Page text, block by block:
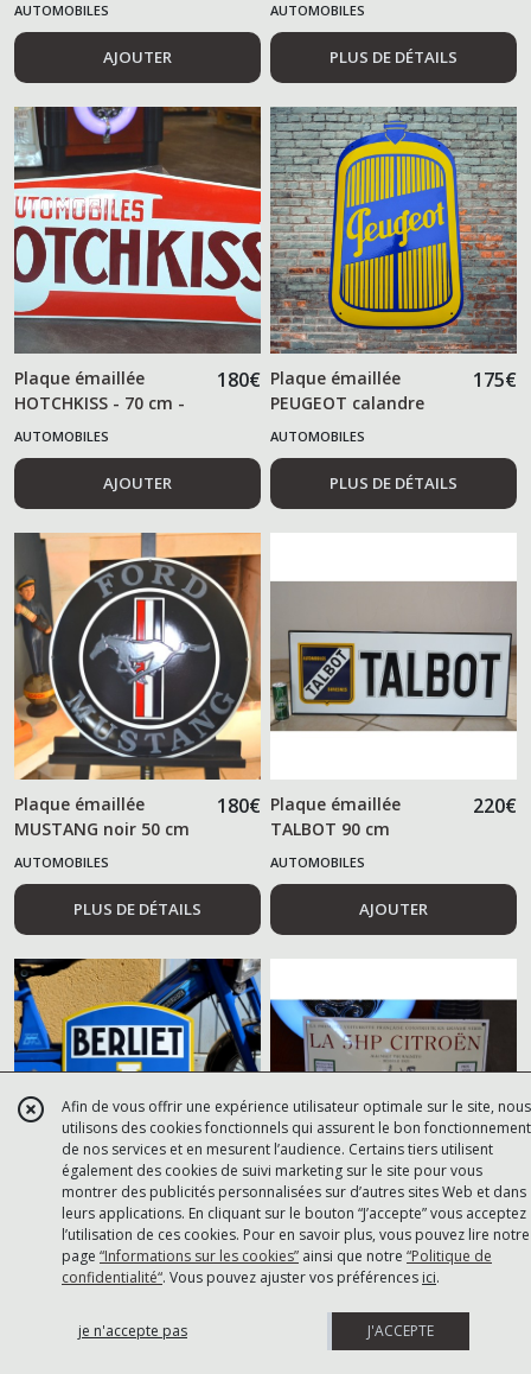
AUTOMOBILES
AJOUTER
AUTOMOBILES
PLUS DE DÉTAILS
Plaque émaillée
HOTCHKISS - 70 cm -
180€
AUTOMOBILES
AJOUTER
Plaque émaillée
PEUGEOT calandre
175€
AUTOMOBILES
PLUS DE DÉTAILS
Plaque émaillée
MUSTANG noir 50 cm
180€
AUTOMOBILES
PLUS DE DÉTAILS
Plaque émaillée
TALBOT 90 cm
220€
AUTOMOBILES
AJOUTER
Plaque émaillée Berliet
automobiles
195€
AUTOMOBILES
AJOUTER
Plaque émaillée
CITROEN 5HP
74€
AUTOMOBILES
AJOUTER
Afin de vous offrir une expérience utilisateur optimale sur le site, nous
utilisons des cookies fonctionnels qui assurent le bon fonctionnement
de nos services et en mesurent l’audience. Certains tiers utilisent
également des cookies de suivi marketing sur le site pour vous
montrer des publicités personnalisées sur d’autres sites Web et dans
leurs applications. En cliquant sur le bouton “J’accepte” vous acceptez
l’utilisation de ces cookies. Pour en savoir plus, vous pouvez lire notre
page “Informations sur les cookies” ainsi que notre “Politique de
confidentialité“. Vous pouvez ajuster vos préférences ici.
je n'accepte pas J'ACCEPTE